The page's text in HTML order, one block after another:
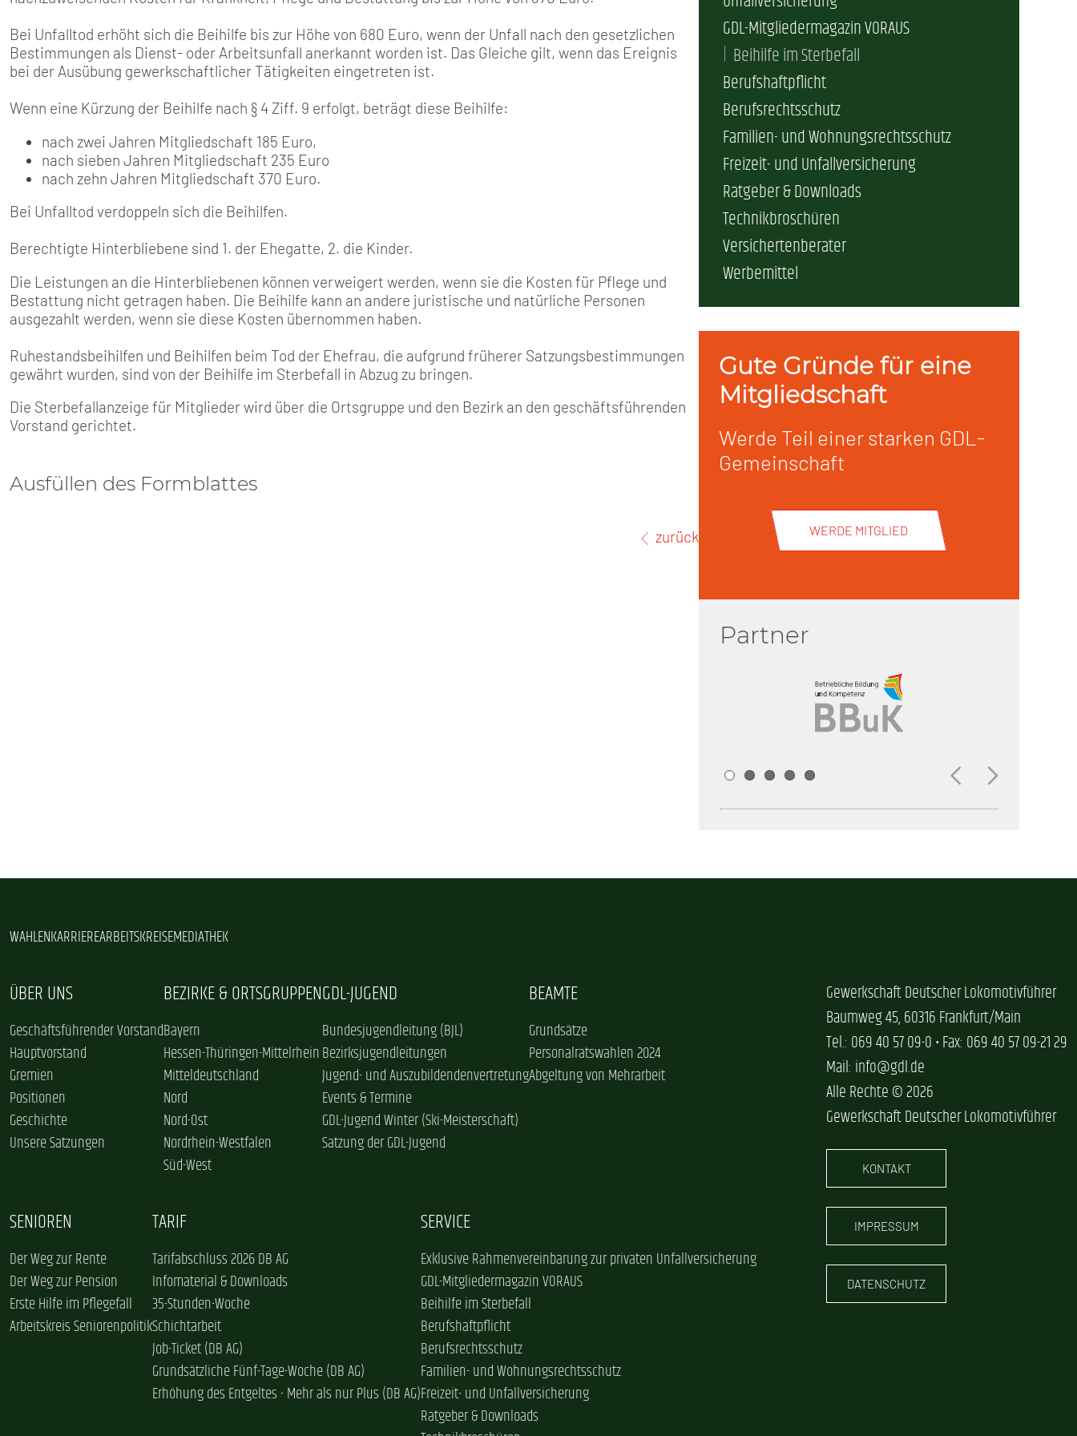
Positionen
Geschichte
Nord
Nord-Ost
Events & Termine
GDL-Jugend Winter (Ski-Meisterschaft)
Arbeitskreis Seniorenpolitik
TARIF
Schichtarbeit
Job-Ticket (DB AG)
Grundsätzliche Fünf-Tage-Woche (DB AG)
Erhöhung des Entgeltes - Mehr als nur Plus (DB AG)
SERVICE
Berufshaftpflicht
Berufsrechtsschutz
Familien- und Wohnungsrechtsschutz
Freizeit- und Unfallversicherung
Versichertenberater
MITGLIEDSCHAFT
Mitgliedsbeiträge
PRESSE
Bei Unfalltod erhöht sich die Beihilfe bis zur Höhe von 680 Euro, wenn der Unfall nach den gesetzlichen
Bestimmungen als Dienst- oder Arbeitsunfall anerkannt worden ist. Das Gleiche gilt, wenn das Ereignis
bei der Ausübung gewerkschaftlicher Tätigkeiten eingetreten ist.
Wenn eine Kürzung der Beihilfe nach § 4 Ziff. 9 erfolgt, beträgt diese Beihilfe:
nach zwei Jahren Mitgliedschaft 185 Euro,
nach sieben Jahren Mitgliedschaft 235 Euro
nach zehn Jahren Mitgliedschaft 370 Euro.
Bei Unfalltod verdoppeln sich die Beihilfen.
Berechtigte Hinterbliebene sind 1. der Ehegatte, 2. die Kinder.
Die Leistungen an die Hinterbliebenen können verweigert werden, wenn sie die Kosten für Pflege und
Bestattung nicht getragen haben. Die Beihilfe kann an andere juristische und natürliche Personen
ausgezahlt werden, wenn sie diese Kosten übernommen haben.
Ruhestandsbeihilfen und Beihilfen beim Tod der Ehefrau, die aufgrund früherer Satzungsbestimmungen
gewährt wurden, sind von der Beihilfe im Sterbefall in Abzug zu bringen.
Die Sterbefallanzeige für Mitglieder wird über die Ortsgruppe und den Bezirk an den geschäftsführenden
Vorstand gerichtet.
Ausfüllen des Formblattes
zurück
GDL-Mitgliedermagazin VORAUS
Beihilfe im Sterbefall
Berufshaftpflicht
Berufsrechtsschutz
Familien- und Wohnungsrechtsschutz
Freizeit- und Unfallversicherung
Ratgeber & Downloads
Technikbroschüren
Versichertenberater
Werbemittel
Gute Gründe für eine
Mitgliedschaft
Werde Teil einer starken GDL-
Gemeinschaft
WERDE MITGLIED
Partner
WAHLENKARRIEREARBEITSKREISEMEDIATHEK
ÜBER UNS
Geschäftsführender Vorstand
Hauptvorstand
Gremien
Positionen
Geschichte
Unsere Satzungen
BEZIRKE & ORTSGRUPPEN
Bayern
Hessen-Thüringen-Mittelrhein
Mitteldeutschland
Nord
Nord-Ost
Nordrhein-Westfalen
Süd-West
GDL-JUGEND
Bundesjugendleitung (BJL)
Bezirksjugendleitungen
Jugend- und Auszubildendenvertretung
Events & Termine
GDL-Jugend Winter (Ski-Meisterschaft)
Satzung der GDL-Jugend
BEAMTE
Grundsätze
Personalratswahlen 2024
Abgeltung von Mehrarbeit
SENIOREN
Der Weg zur Rente
Der Weg zur Pension
Erste Hilfe im Pflegefall
Arbeitskreis Seniorenpolitik
TARIF
Tarifabschluss 2026 DB AG
Infomaterial & Downloads
35-Stunden-Woche
Schichtarbeit
Job-Ticket (DB AG)
Grundsätzliche Fünf-Tage-Woche (DB AG)
Erhöhung des Entgeltes - Mehr als nur Plus (DB AG)
SERVICE
Exklusive Rahmenvereinbarung zur privaten Unfallversicherung
GDL-Mitgliedermagazin VORAUS
Beihilfe im Sterbefall
Berufshaftpflicht
Berufsrechtsschutz
Familien- und Wohnungsrechtsschutz
Freizeit- und Unfallversicherung
Ratgeber & Downloads
Gewerkschaft Deutscher Lokomotivführer
Baumweg 45, 60316 Frankfurt/Main
Tel.: 069 40 57 09-0 • Fax: 069 40 57 09-21 29
Mail: info@gdl.de
Alle Rechte © 2026
Gewerkschaft Deutscher Lokomotivführer
KONTAKT
IMPRESSUM
DATENSCHUTZ